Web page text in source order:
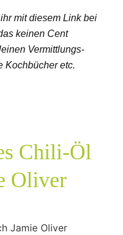
mit diesem Link bei
keinen Cent
Vermittlungs-
Kochbücher etc.
Chili-Öl
Oliver
Jamie Oliver